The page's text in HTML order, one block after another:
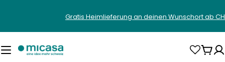
springen
Gratis Heimlieferung an deinen Wunschort ab